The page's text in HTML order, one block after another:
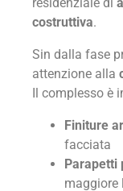
costruttiva.
Sin dalla fase
attenzione alla
Il complesso è
Finiture
facciata
Parapetti
maggiore